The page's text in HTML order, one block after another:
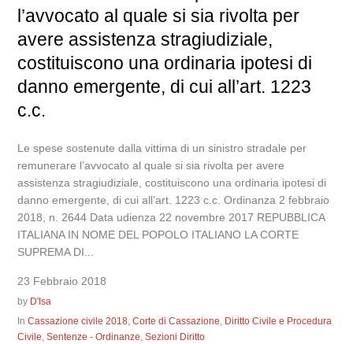
l’avvocato al quale si sia rivolta per
avere assistenza stragiudiziale,
costituiscono una ordinaria ipotesi di
danno emergente, di cui all’art. 1223
c.c.
Le spese sostenute dalla vittima di un sinistro stradale per
remunerare l’avvocato al quale si sia rivolta per avere
assistenza stragiudiziale, costituiscono una ordinaria ipotesi di
danno emergente, di cui all’art. 1223 c.c. Ordinanza 2 febbraio
2018, n. 2644 Data udienza 22 novembre 2017 REPUBBLICA
ITALIANA IN NOME DEL POPOLO ITALIANO LA CORTE
SUPREMA DI...
23 Febbraio 2018
by D'Isa
InCassazione civile 2018,Corte di Cassazione, Diritto Civile e Procedura
Civile,Sentenze - Ordinanze,Sezioni Diritto